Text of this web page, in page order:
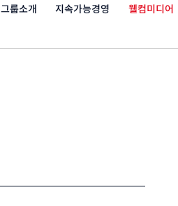
그룹소개 지속가능경영 웰컴미디어